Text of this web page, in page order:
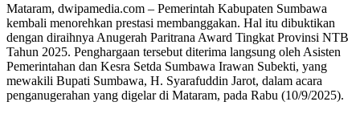
Mataram, dwipamedia.com – Pemerintah Kabupaten Sumbawa
kembali menorehkan prestasi membanggakan. Hal itu dibuktikan
dengan diraihnya Anugerah Paritrana Award Tingkat Provinsi NTB
Tahun 2025. Penghargaan tersebut diterima langsung oleh Asisten
Pemerintahan dan Kesra Setda Sumbawa Irawan Subekti, yang
mewakili Bupati Sumbawa, H. Syarafuddin Jarot, dalam acara
penganugerahan yang digelar di Mataram, pada Rabu (10/9/2025).